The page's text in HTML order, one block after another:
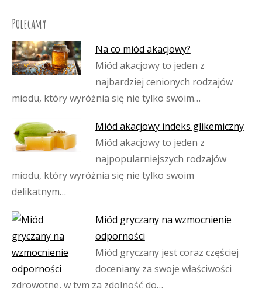
Polecamy
Na co miód akacjowy?
Miód akacjowy to jeden z
najbardziej cenionych rodzajów
miodu, który wyróżnia się nie tylko swoim…
Miód akacjowy indeks glikemiczny
Miód akacjowy to jeden z
najpopularniejszych rodzajów
miodu, który wyróżnia się nie tylko swoim
delikatnym…
Miód gryczany na wzmocnienie
odporności
Miód gryczany jest coraz częściej
doceniany za swoje właściwości
zdrowotne, w tym za zdolność do…